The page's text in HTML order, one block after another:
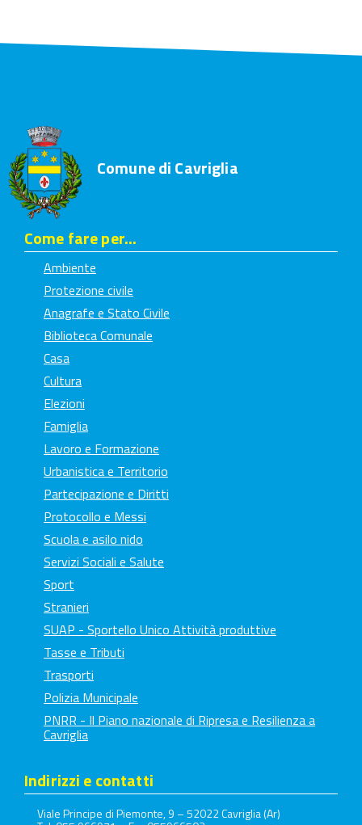
Comune di Cavriglia
Come fare per...
Ambiente
Protezione civile
Anagrafe e Stato Civile
Biblioteca Comunale
Casa
Cultura
Elezioni
Famiglia
Lavoro e Formazione
Urbanistica e Territorio
Partecipazione e Diritti
Protocollo e Messi
Scuola e asilo nido
Servizi Sociali e Salute
Sport
Stranieri
SUAP - Sportello Unico Attività produttive
Tasse e Tributi
Trasporti
Polizia Municipale
PNRR - Il Piano nazionale di Ripresa e Resilienza a
Cavriglia
Indirizzi e contatti
Viale Principe di Piemonte, 9 – 52022 Cavriglia (Ar)